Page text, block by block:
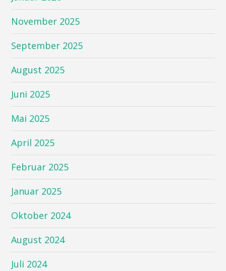
November 2025
September 2025
August 2025
Juni 2025
Mai 2025
April 2025
Februar 2025
Januar 2025
Oktober 2024
August 2024
Juli 2024